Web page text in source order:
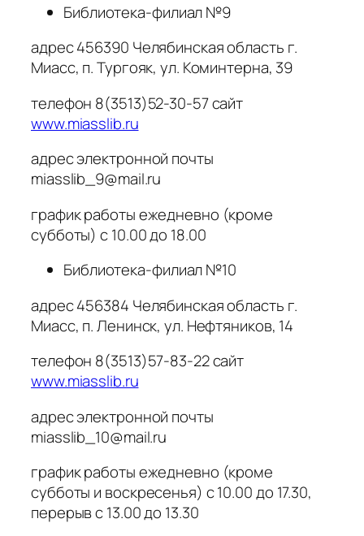
Библиотека-филиал №9
адрес 456390 Челябинская область г.
Миасс, п. Тургояк, ул. Коминтерна, 39
телефон 8(3513)52-30-57 сайт
www.miasslib.ru
адрес электронной почты
miasslib_9@mail.ru
график работы ежедневно (кроме
субботы) с 10.00 до 18.00
Библиотека-филиал №10
адрес 456384 Челябинская область г.
Миасс, п. Ленинск, ул. Нефтяников, 14
телефон 8(3513)57-83-22 сайт
www.miasslib.ru
адрес электронной почты
miasslib_10@mail.ru
график работы ежедневно (кроме
субботы и воскресенья) с 10.00 до 17.30,
перерыв с 13.00 до 13.30